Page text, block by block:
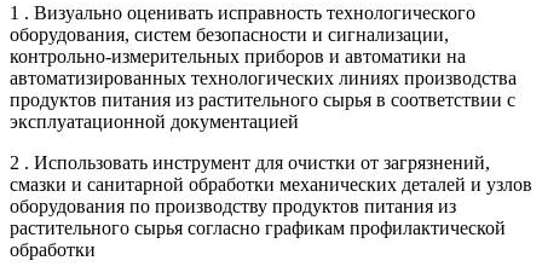
1 . Визуально оценивать исправность технологического
оборудования, систем безопасности и сигнализации,
контрольно-измерительных приборов и автоматики на
автоматизированных технологических линиях производства
продуктов питания из растительного сырья в соответствии с
эксплуатационной документацией
2 . Использовать инструмент для очистки от загрязнений,
смазки и санитарной обработки механических деталей и узлов
оборудования по производству продуктов питания из
растительного сырья согласно графикам профилактической
обработки